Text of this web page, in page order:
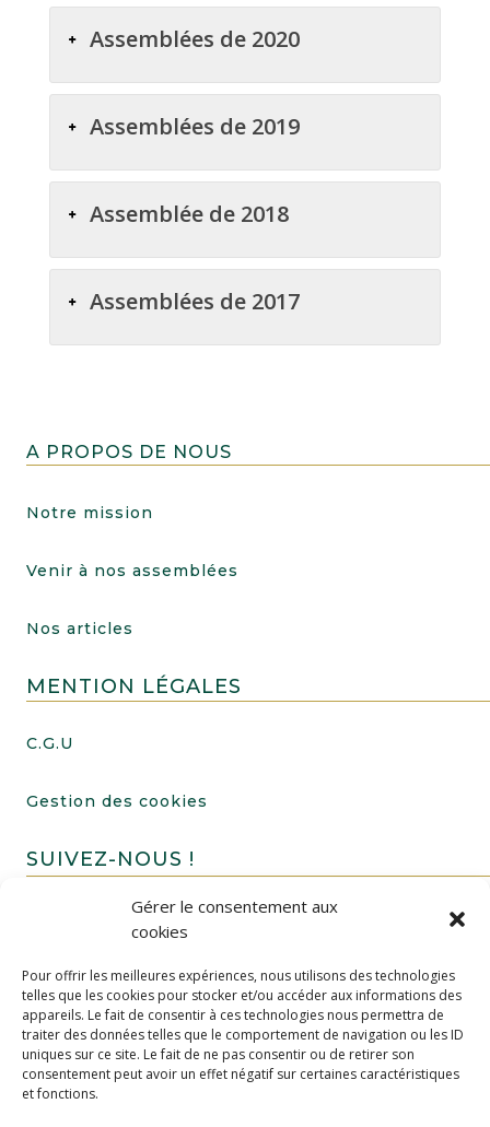
Gérer le consentement aux
cookies
Pour offrir les meilleures expériences, nous utilisons des technologies
telles que les cookies pour stocker et/ou accéder aux informations des
appareils. Le fait de consentir à ces technologies nous permettra de
traiter des données telles que le comportement de navigation ou les ID
uniques sur ce site. Le fait de ne pas consentir ou de retirer son
consentement peut avoir un effet négatif sur certaines caractéristiques
et fonctions.
Assemblées de 2020
Assemblées de 2019
Assemblée de 2018
Assemblées de 2017
A PROPOS DE NOUS
Notre mission
Venir à nos assemblées
Nos articles
MENTION LÉGALES
C.G.U
Gestion des cookies
SUIVEZ-NOUS !
FAIRE UN DON